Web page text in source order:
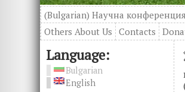
(Bulgarian) Научна конференция
Others About Us
Contacts
Language:
Bulgarian
English